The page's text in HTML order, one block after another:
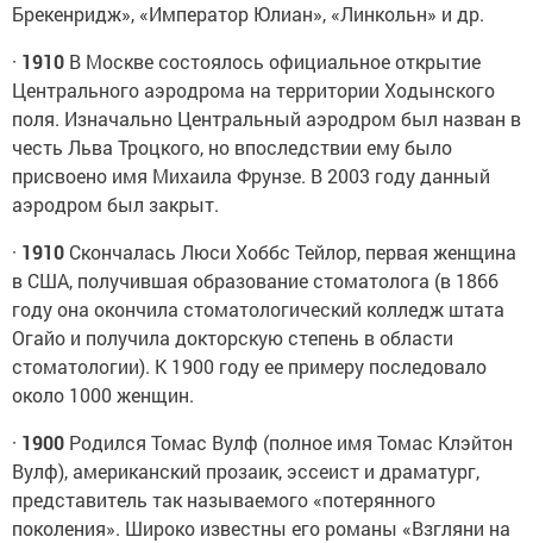
Брекенридж», «Император Юлиан», «Линкольн» и др.
· 1910 В Москве состоялось официальное открытие
Центрального аэродрома на территории Ходынского
поля. Изначально Центральный аэродром был назван в
честь Льва Троцкого, но впоследствии ему было
присвоено имя Михаила Фрунзе. В 2003 году данный
аэродром был закрыт.
· 1910 Скончалась Люси Хоббс Тейлор, первая женщина
в США, получившая образование стоматолога (в 1866
году она окончила стоматологический колледж штата
Огайо и получила докторскую степень в области
стоматологии). К 1900 году ее примеру последовало
около 1000 женщин.
· 1900 Родился Томас Вулф (полное имя Томас Клэйтон
Вулф), американский прозаик, эссеист и драматург,
представитель так называемого «потерянного
поколения». Широко известны его романы «Взгляни на